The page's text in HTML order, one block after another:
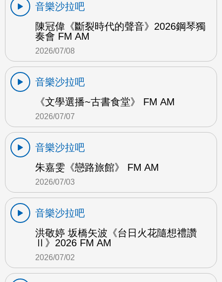
音樂沙拉吧
陳冠偉《斷裂時代的聲音》2026鋼琴獨
奏會 FM AM
2026/07/08
音樂沙拉吧
《文學選播~古書食堂》 FM AM
2026/07/07
音樂沙拉吧
朱嘉雯《戀路旅館》 FM AM
2026/07/03
音樂沙拉吧
洪敬婷 坂橋矢波《台日火花隨想禮讚
Ⅱ》2026 FM AM
2026/07/02